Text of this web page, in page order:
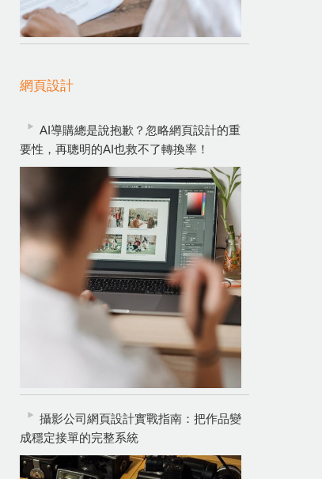
網頁設計
AI導購總是說抱歉？忽略網頁設計的重
要性，再聰明的AI也救不了轉換率！
攝影公司網頁設計實戰指南：把作品變
成穩定接單的完整系統